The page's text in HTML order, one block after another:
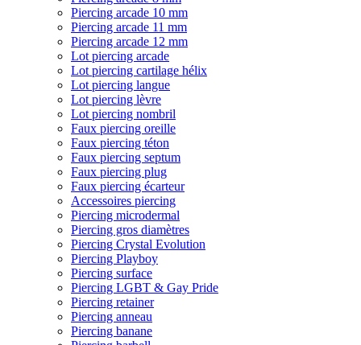
Piercing arcade 10 mm
Piercing arcade 11 mm
Piercing arcade 12 mm
Lot piercing arcade
Lot piercing cartilage hélix
Lot piercing langue
Lot piercing lèvre
Lot piercing nombril
Faux piercing oreille
Faux piercing téton
Faux piercing septum
Faux piercing plug
Faux piercing écarteur
Accessoires piercing
Piercing microdermal
Piercing gros diamètres
Piercing Crystal Evolution
Piercing Playboy
Piercing surface
Piercing LGBT & Gay Pride
Piercing retainer
Piercing anneau
Piercing banane